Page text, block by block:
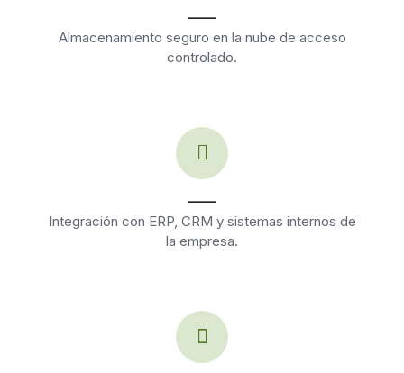
Almacenamiento seguro en la nube de acceso
controlado.
Integración con ERP, CRM y sistemas internos de
la empresa.